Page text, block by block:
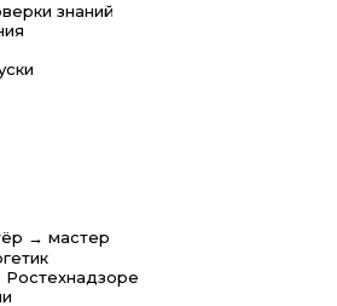
знаний
→ мастер
Ростехнадзоре